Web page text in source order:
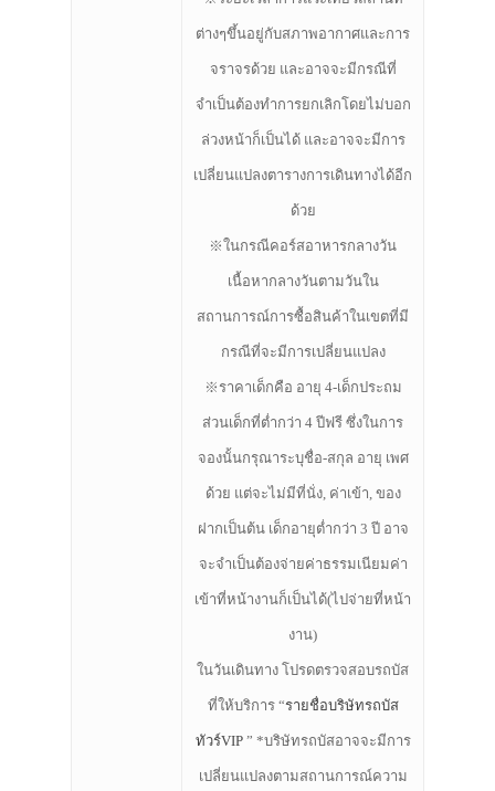
ต่างๆขึ้นอยู่กับสภาพอากาศและการ
จราจรด้วย และอาจจะมีกรณีที่
จำเป็นต้องทำการยกเลิกโดยไม่บอก
ล่วงหน้าก็เป็นได้ และอาจจะมีการ
เปลี่ยนแปลงตารางการเดินทางได้อีก
ด้วย
※ในกรณีคอร์สอาหารกลางวัน
เนื้อหากลางวันตามวันใน
สถานการณ์การซื้อสินค้าในเขตที่มี
กรณีที่จะมีการเปลี่ยนแปลง
※ราคาเด็กคือ อายุ 4-เด็กประถม
ส่วนเด็กที่ต่ำกว่า 4 ปีฟรี ซึ่งในการ
จองนั้นกรุณาระบุชื่อ-สกุล อายุ เพศ
ด้วย แต่จะไม่มีที่นั่ง, ค่าเข้า, ของ
ฝากเป็นต้น เด็กอายุต่ำกว่า 3 ปี อาจ
จะจำเป็นต้องจ่ายค่าธรรมเนียมค่า
เข้าที่หน้างานก็เป็นได้(ไปจ่ายที่หน้า
งาน)
ในวันเดินทาง โปรดตรวจสอบรถบัส
ที่ให้บริการ “รายชื่อบริษัทรถบัส
ทัวร์VIP” *บริษัทรถบัสอาจจะมีการ
เปลี่ยนแปลงตามสถานการณ์ความ